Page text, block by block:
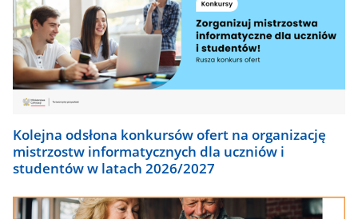
Kolejna odsłona konkursów ofert na organizację
mistrzostw informatycznych dla uczniów i
studentów w latach 2026/2027